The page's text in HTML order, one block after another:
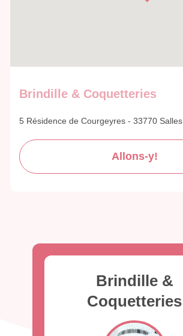
Brindille & Coquetteries
5 Résidence de Courgeyres - 33770 Salles
Allons-y!
Brindille &
Coquetteries